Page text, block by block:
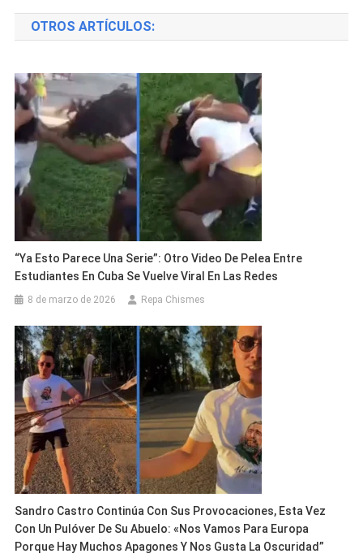
de
entradas
OTROS ARTÍCULOS:
“Ya Esto Parece Una Serie”: Otro Video De Pelea Entre
Estudiantes En Cuba Se Vuelve Viral En Las Redes
8 de marzo de 2026 Repa Chismes
Sandro Castro Continúa Con Sus Provocaciones, Esta Vez
Con Un Pulóver De Su Abuelo: «Nos Vamos Para Europa
Porque Hay Muchos Apagones Y Nos Gusta La Oscuridad”